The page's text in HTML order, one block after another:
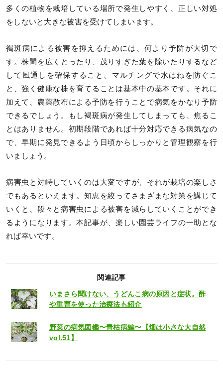
多くの植物を栽培している場所で発生しやすく、正しい対処
をしないと大きな被害を受けてしまいます。
褐斑病による被害を抑えるためには、何より予防が大切で
す。株間を広くとったり、茂りすぎた葉を除いたりするなど
して風通しを確保すること、マルチングで水はねを防ぐこ
と、強く健康な株を育てることは基本中の基本です。それに
加えて、農薬散布による予防を行うことで病気をかなり予防
できるでしょう。もし褐斑病が発生してしまっても、焦るこ
とはありません。初期段階であれば十分対応できる病気なの
で、早期に発見できるよう日頃からしっかりと管理観察を行
いましょう。
病害虫と対峙していくのは大変ですが、それが栽培の楽しさ
でもあるといえます。知恵を絞ってさまざまな対策を講じて
いくと、段々と病害虫による被害を減らしていくことができ
るようになります。本記事が、楽しい園芸ライフの一助とな
れば幸いです。
関連記事
いまさら聞けない、うどんこ病の原因と症状。酢
や重曹を使った治療法も紹介
野菜の病気図鑑〜青枯病編〜【畑は小さな大自然
vol.51】